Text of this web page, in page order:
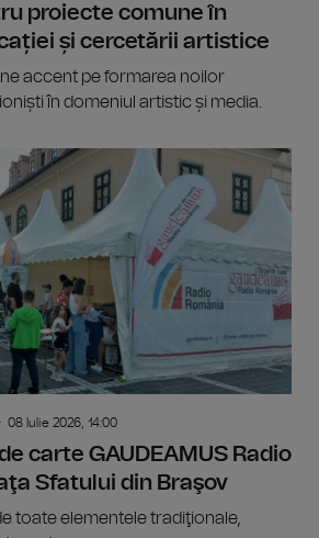
proiecte comune în
și cercetării artistice
accent pe formarea noilor
în domeniul artistic și media.
08 Iulie 2026, 14:00
carte GAUDEAMUS Radio
Sfatului din Braşov
toate elementele tradiţionale,